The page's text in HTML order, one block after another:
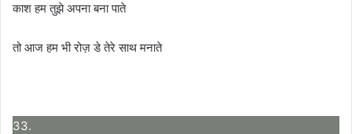
काश हम तुझे अपना बना पाते
तो आज हम भी रोज़ डे तेरे साथ मनाते
33.